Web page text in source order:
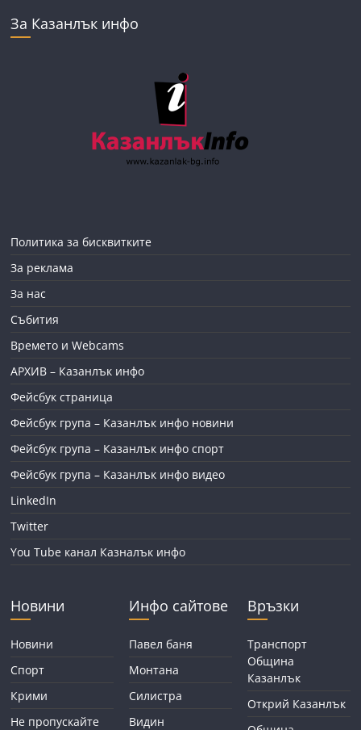
За Казанлък инфо
Политика за бисквитките
За реклама
За нас
Събития
Времето и Webcams
АРХИВ – Казанлък инфо
Фейсбук страница
Фейсбук група – Казанлък инфо новини
Фейсбук група – Казанлък инфо спорт
Фейсбук група – Казанлък инфо видео
LinkedIn
Twitter
You Tube канал Казналък инфо
Новини
Новини
Спорт
Крими
Не пропускайте
Инфо сайтове
Павел баня
Монтана
Силистра
Видин
Връзки
Транспорт
Община
Казанлък
Открий Казанлък